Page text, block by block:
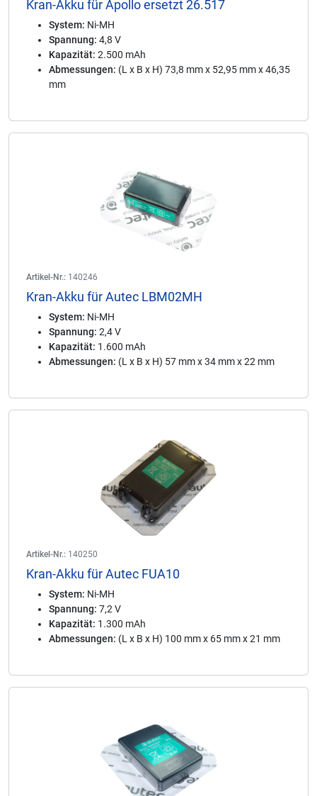
Kran-Akku für Apollo ersetzt 26.517
System: Ni-MH
Spannung: 4,8 V
Kapazität: 2.500 mAh
Abmessungen: (L x B x H) 73,8 mm x 52,95 mm x 46,35
mm
Artikel-Nr.: 140246
Kran-Akku für Autec LBM02MH
System: Ni-MH
Spannung: 2,4 V
Kapazität: 1.600 mAh
Abmessungen: (L x B x H) 57 mm x 34 mm x 22 mm
Artikel-Nr.: 140250
Kran-Akku für Autec FUA10
System: Ni-MH
Spannung: 7,2 V
Kapazität: 1.300 mAh
Abmessungen: (L x B x H) 100 mm x 65 mm x 21 mm